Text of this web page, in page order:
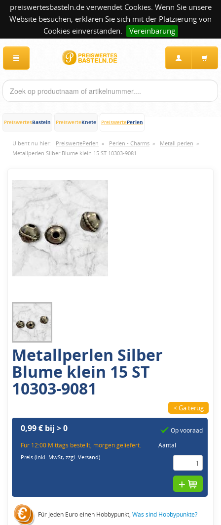
preiswertesbasteln.de verwendet Cookies. Wenn Sie unsere
Website besuchen, erklären Sie sich mit der Platzierung von
Cookies einverstanden.
Vereinbarung
PreiswertesBasteln PreiswerteKnete PreiswertePerlen
U bent nu hier: PreiswertePerlen » Perlen - Charms » Metall perlen »
Metallperlen Silber Blume klein 15 ST 10303-9081
Metallperlen Silber
Blume klein 15 ST
10303-9081
< Ga terug
0,99 € bij > 0
Fur 12:00 Mittags bestellt, morgen geliefert.
Preis (inkl. MwSt,zzgl. Versand)
Op vooraad
Aantal
Für jeden Euro einen Hobbypunkt,Was sind Hobbypunkte?